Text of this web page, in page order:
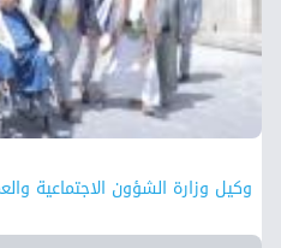
وكيل وزارة الشؤون الاجتماعية